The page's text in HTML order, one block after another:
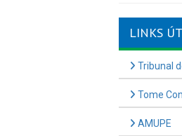
LINKS
Tribunal
Tome
AMUPE